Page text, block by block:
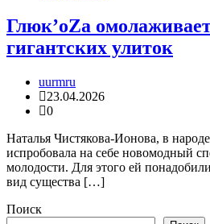
Глюк’oZa
гигантских улиток
uurmru
23.04.2026
0
Наталья Чистякова-Ионова, в
испробовала на себе новомодный
молодости. Для этого ей
вид существа […]
Поиск